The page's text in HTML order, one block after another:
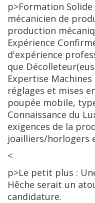
p>Formation
mécanicien de
production
Expérience
d'expérience
que
Expertise
réglages et mises
poupée mobile,
Connaissance du
exigences de la
joailliers/horlogers
<
p>Le petit plus :
Hêche serait un
candidature.